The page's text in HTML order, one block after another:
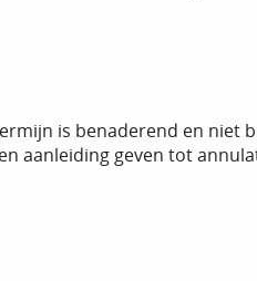
is benaderend en niet
aanleiding geven tot